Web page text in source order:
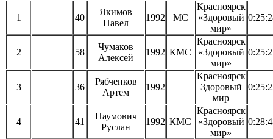
1 40
Якимов
Павел
1992 МС
Красноярск
«Здоровый
мир»
2 58
Чумаков
Алексей
1992 КМС
Красноярск
«Здоровый
мир»
3 36
Рябченков
Артем
1992
Красноярск
Здоровый
мир
4 41
Наумович
Руслан
1992 КМС
Красноярск
«Здоровый
мир»